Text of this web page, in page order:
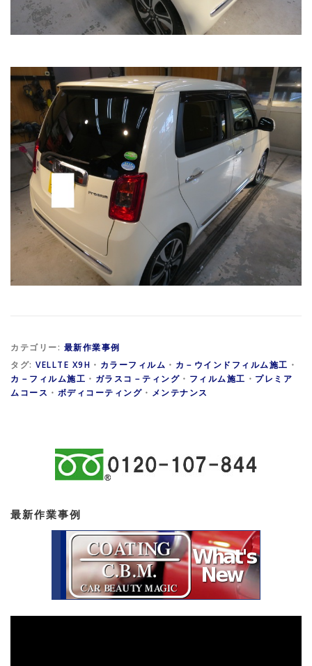
カテゴリー: 最新作業事例
タグ: VELLTE X9H ・ カラーフィルム ・ カ－ウインドフィルム施工 ・
カ－フィルム施工 ・ ガラスコ－ティング ・ フィルム施工 ・ プレミア
ムコース ・ ボディコーティング ・ メンテナンス
最新作業事例